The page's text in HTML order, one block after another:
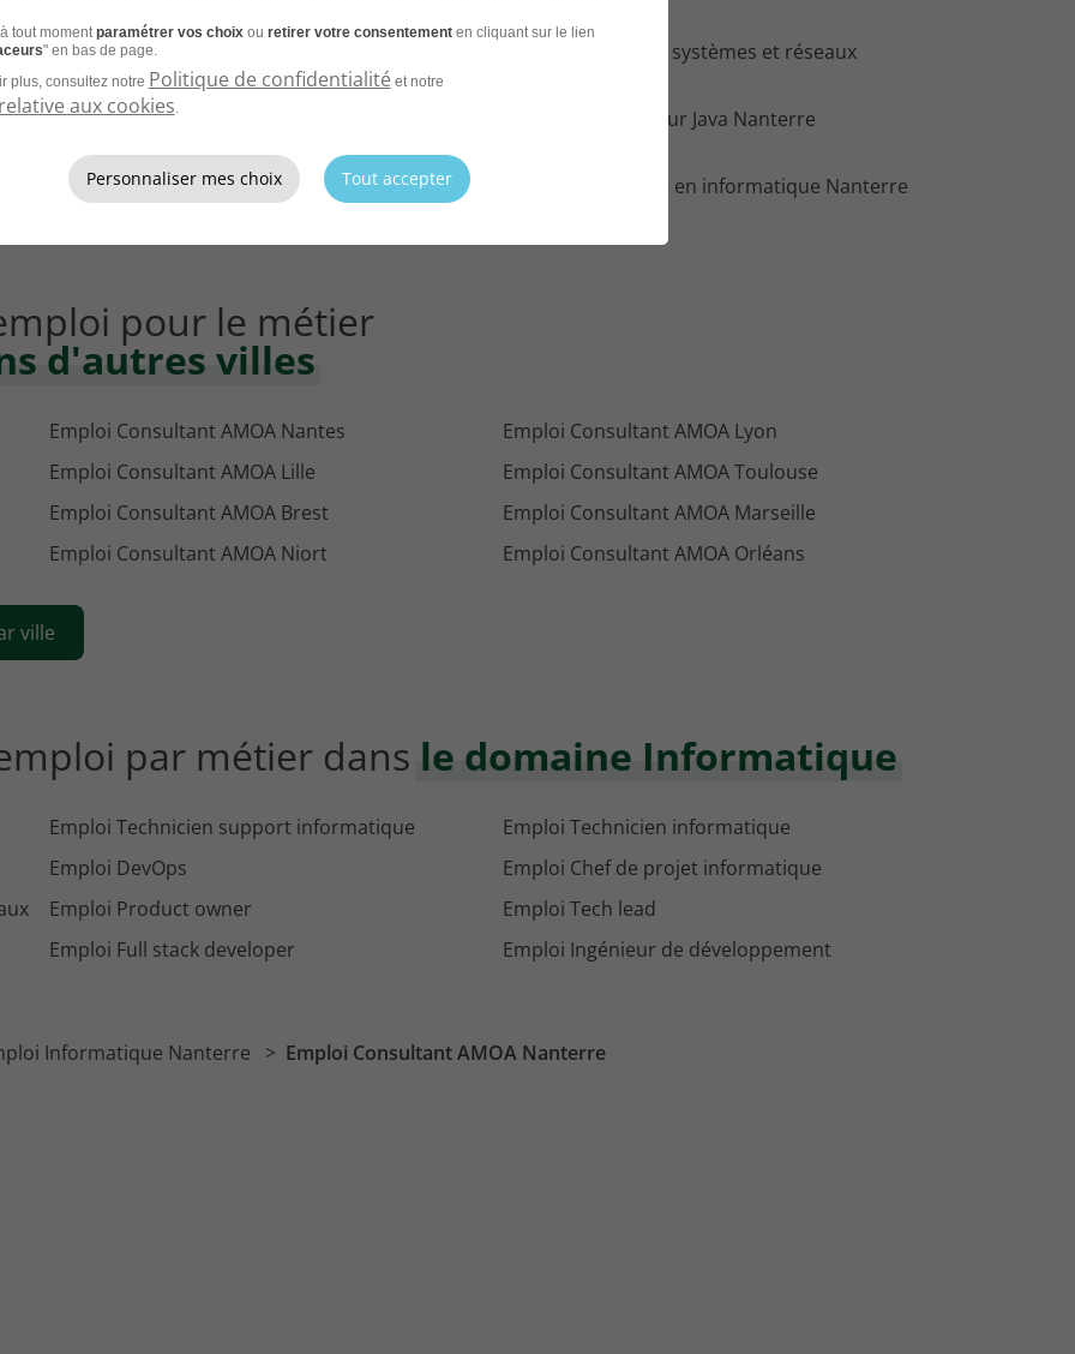
Emploi Chef de projet SI Nanterre
Emploi Technicien systèmes et réseaux
Emploi Administrateur des systèmes et réseaux
Emploi Développeur Java Nanterre
Emploi Technicien de support applicatif
Emploi Consultant en informatique Nanterre
pour le métier
d'autres villes
Emploi Consultant AMOA Nantes
Emploi Consultant AMOA Lyon
Emploi Consultant AMOA Lille
Emploi Consultant AMOA Toulouse
Emploi Consultant AMOA Brest
Emploi Consultant AMOA Marseille
Emploi Consultant AMOA Niort Emploi Consultant AMOA Orléans
ville
par métier dans le domaine Informatique
Emploi Technicien support informatique
Emploi Technicien informatique
Emploi DevOps
Emploi Chef de projet informatique
Emploi Product owner
Emploi Tech lead
Emploi Full stack developer Emploi Ingénieur de développement
Informatique Nanterre Emploi Consultant AMOA Nanterre
tout moment paramétrer vos choixou retirer votre consentementen cliquant sur le lien
" en bas de page.
plus, consultez notre Politique de confidentialité et notre
aux cookies
Personnaliser mes choix Tout accepter